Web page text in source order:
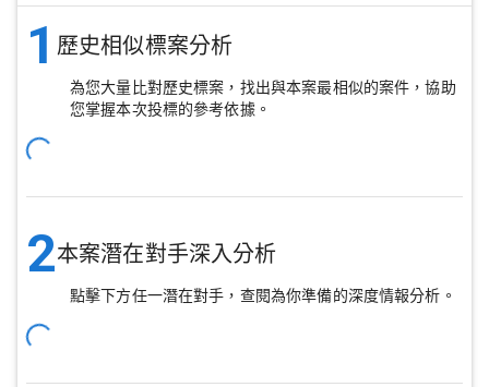
1 歷史相似標案分析
為您大量比對歷史標案，找出與本案最相似的案件，協助
您掌握本次投標的參考依據。
2本案潛在對手深入分析
點擊下方任一潛在對手，查閱為你準備的深度情報分析。